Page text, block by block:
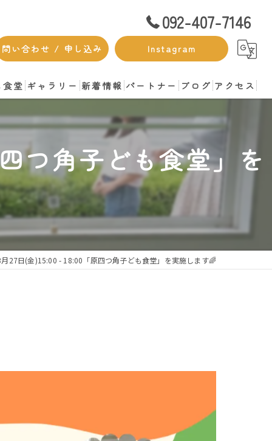
092-407-7146
問い合わせ / 申し込み Instagram
堂 ギャラリー 新着情報 パートナー ブログ アクセス
つ角子ども食堂」を
27日(金)15:00 - 18:00「原四つ角子ども食堂」を実施します🌈